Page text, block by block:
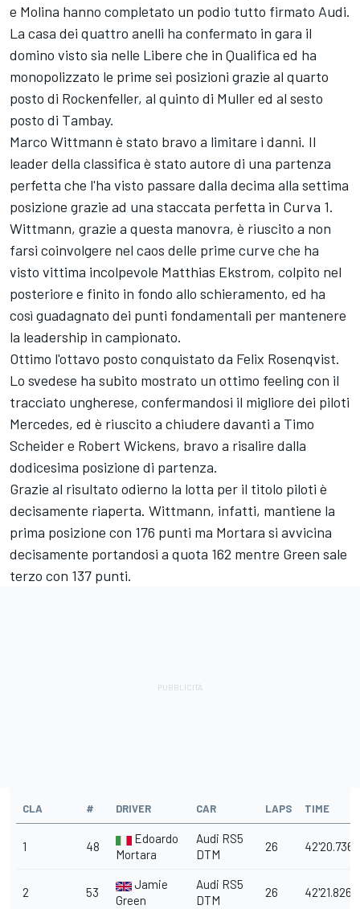
e Molina hanno completato un podio tutto firmato Audi.
La casa dei quattro anelli ha confermato in gara il
domino visto sia nelle Libere che in Qualifica ed ha
monopolizzato le prime sei posizioni grazie al quarto
posto di Rockenfeller, al quinto di Muller ed al sesto
posto di Tambay.
Marco Wittmann è stato bravo a limitare i danni. Il
leader della classifica è stato autore di una partenza
perfetta che l'ha visto passare dalla decima alla settima
posizione grazie ad una staccata perfetta in Curva 1.
Wittmann, grazie a questa manovra, è riuscito a non
farsi coinvolgere nel caos delle prime curve che ha
visto vittima incolpevole Matthias Ekstrom, colpito nel
posteriore e finito in fondo allo schieramento, ed ha
così guadagnato dei punti fondamentali per mantenere
la leadership in campionato.
Ottimo l'ottavo posto conquistato da Felix Rosenqvist.
Lo svedese ha subito mostrato un ottimo feeling con il
tracciato ungherese, confermandosi il migliore dei piloti
Mercedes, ed è riuscito a chiudere davanti a Timo
Scheider e Robert Wickens, bravo a risalire dalla
dodicesima posizione di partenza.
Grazie al risultato odierno la lotta per il titolo piloti è
decisamente riaperta. Wittmann, infatti, mantiene la
prima posizione con 176 punti ma Mortara si avvicina
decisamente portandosi a quota 162 mentre Green sale
terzo con 137 punti.
CLA # DRIVER CAR LAPS TIME
1 48
Edoardo
Mortara
Audi RS5
DTM
26 42'20.736
2 53
Jamie
Green
Audi RS5
DTM
26 42'21.826